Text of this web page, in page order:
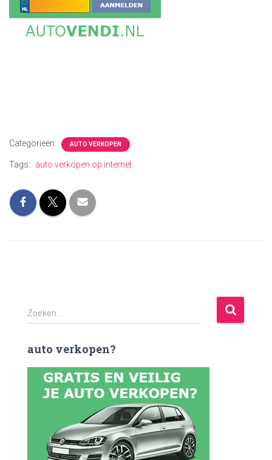
Categorieën: AUTO VERKOPEN
Tags: auto verkopen op internet
Z
o
k
Zoeken …
auto verkopen?